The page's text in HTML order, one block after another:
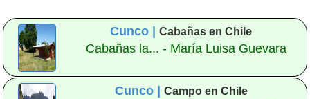
Cunco |Cabañas en Chile
Cabañas la... - María Luisa Guevara
Cunco | Campo en Chile